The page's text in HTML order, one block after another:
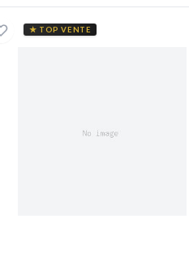
★ TOP VENTE